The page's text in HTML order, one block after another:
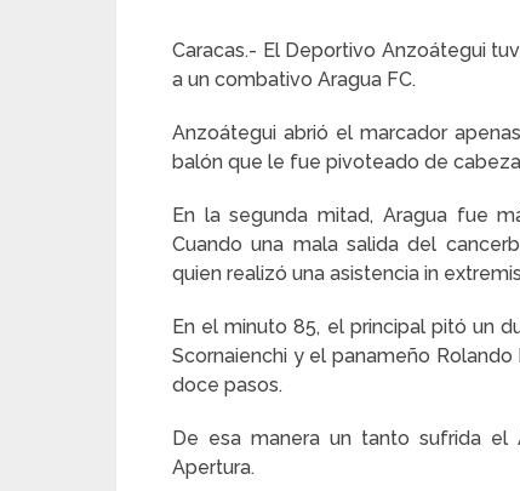
Caracas.- El Deportivo Anzoátegui
a un combativo Aragua FC.
Anzoátegui abrió el marcador
balón que le fue pivoteado de
En la segunda mitad, Aragua fue
Cuando una mala salida del
quien realizó una asistencia in
En el minuto 85, el principal pitó un
Scornaienchi y el panameño
doce pasos.
De esa manera un tanto sufrida
Apertura.